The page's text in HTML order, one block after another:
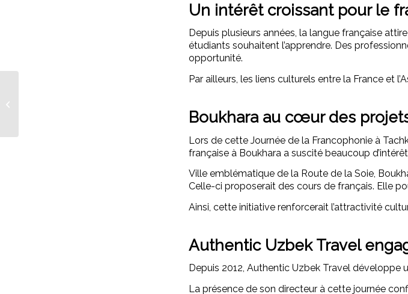
Un intérêt croissant pour le
Depuis plusieurs années, la langue française
étudiants souhaitent l’apprendre. Des
opportunité.
Par ailleurs, les liens culturels entre la France et
Boukhara au cœur des
Lors de cette Journée de la Francophonie à
française à Boukhara a suscité beaucoup
Ville emblématique de la Route de la Soie,
Celle-ci proposerait des cours de français. Elle
Ainsi, cette initiative renforcerait l’attractivité
Authentic Uzbek Travel
Depuis 2012, Authentic Uzbek Travel
La présence de son directeur à cette journée